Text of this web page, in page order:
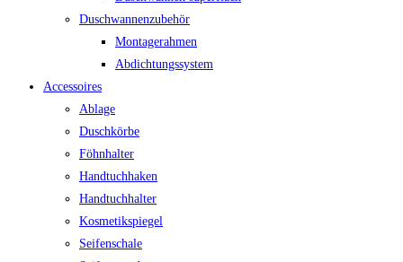
Duschwannenzubehör
Montagerahmen
Abdichtungssystem
Accessoires
Ablage
Duschkörbe
Föhnhalter
Handtuchhaken
Handtuchhalter
Kosmetikspiegel
Seifenschale